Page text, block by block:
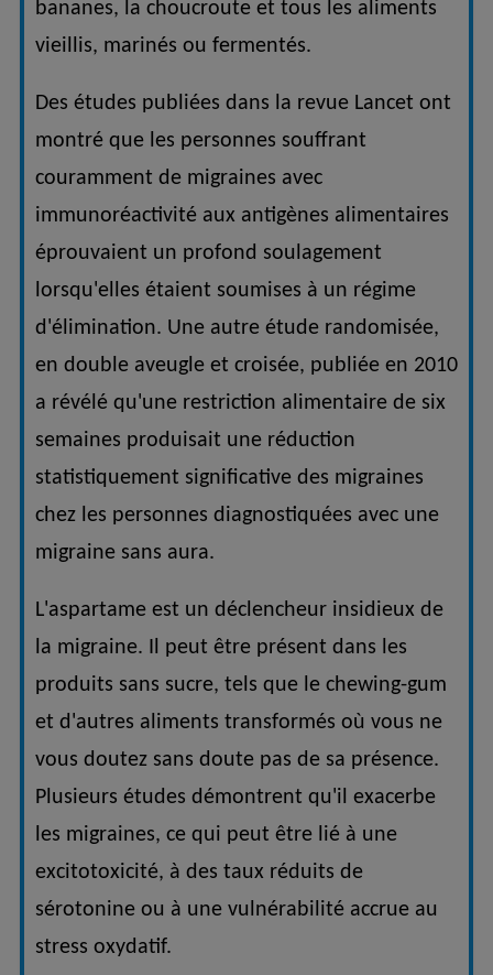
bananes, la choucroute et tous les aliments
vieillis, marinés ou fermentés.
Des études publiées dans la revue Lancet ont
montré que les personnes souffrant
couramment de migraines avec
immunoréactivité aux antigènes alimentaires
éprouvaient un profond soulagement
lorsqu'elles étaient soumises à un régime
d'élimination. Une autre étude randomisée,
en double aveugle et croisée, publiée en 2010
a révélé qu'une restriction alimentaire de six
semaines produisait une réduction
statistiquement significative des migraines
chez les personnes diagnostiquées avec une
migraine sans aura.
L'aspartame est un déclencheur insidieux de
la migraine. Il peut être présent dans les
produits sans sucre, tels que le chewing-gum
et d'autres aliments transformés où vous ne
vous doutez sans doute pas de sa présence.
Plusieurs études démontrent qu'il exacerbe
les migraines, ce qui peut être lié à une
excitotoxicité, à des taux réduits de
sérotonine ou à une vulnérabilité accrue au
stress oxydatif.